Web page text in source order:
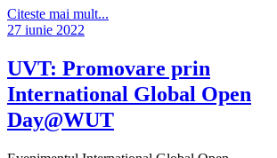
Citeste mai mult...
27 iunie 2022
UVT: Promovare prin
International Global Open
Day@WUT